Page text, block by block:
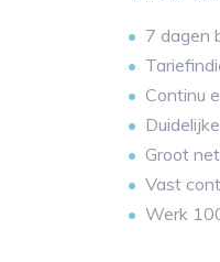
7 dagen
Continu
Groot
Vast
Werk